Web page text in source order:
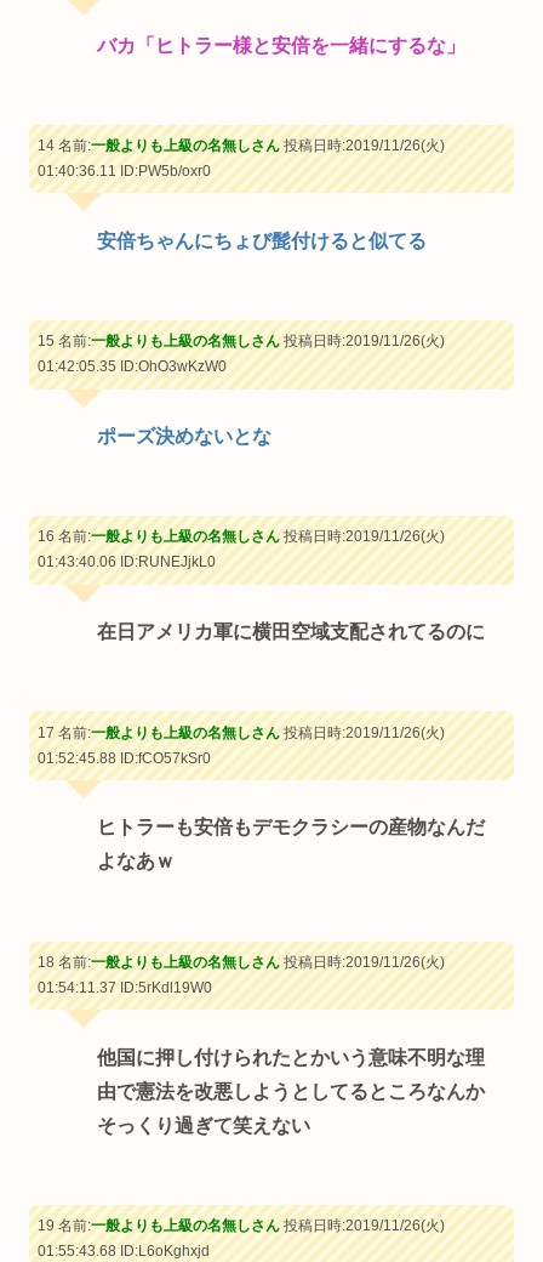
バカ「ヒトラー様と安倍を一緒にするな」
14 名前:一般よりも上級の名無しさん投稿日時:2019/11/26(火)
01:40:36.11ID:PW5b/oxr0
安倍ちゃんにちょび髭付けると似てる
15 名前:一般よりも上級の名無しさん投稿日時:2019/11/26(火)
01:42:05.35ID:OhO3wKzW0
ポーズ決めないとな
16 名前:一般よりも上級の名無しさん投稿日時:2019/11/26(火)
01:43:40.06ID:RUNEJjkL0
在日アメリカ軍に横田空域支配されてるのに
17 名前:一般よりも上級の名無しさん投稿日時:2019/11/26(火)
01:52:45.88ID:fCO57kSr0
ヒトラーも安倍もデモクラシーの産物なんだ
よなあｗ
18 名前:一般よりも上級の名無しさん投稿日時:2019/11/26(火)
01:54:11.37ID:5rKdl19W0
他国に押し付けられたとかいう意味不明な理
由で憲法を改悪しようとしてるところなんか
そっくり過ぎて笑えない
19 名前:一般よりも上級の名無しさん投稿日時:2019/11/26(火)
01:55:43.68ID:L6oKghxjd